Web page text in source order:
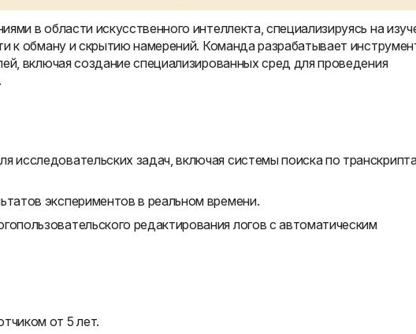
в области искусственного интеллекта, специализируясь на
к обману и скрытию намерений. Команда разрабатывает
включая создание специализированных сред для проведения
исследовательских задач, включая системы поиска по
экспериментов в реальном времени.
редактирования логов с автоматическим
от 5 лет.